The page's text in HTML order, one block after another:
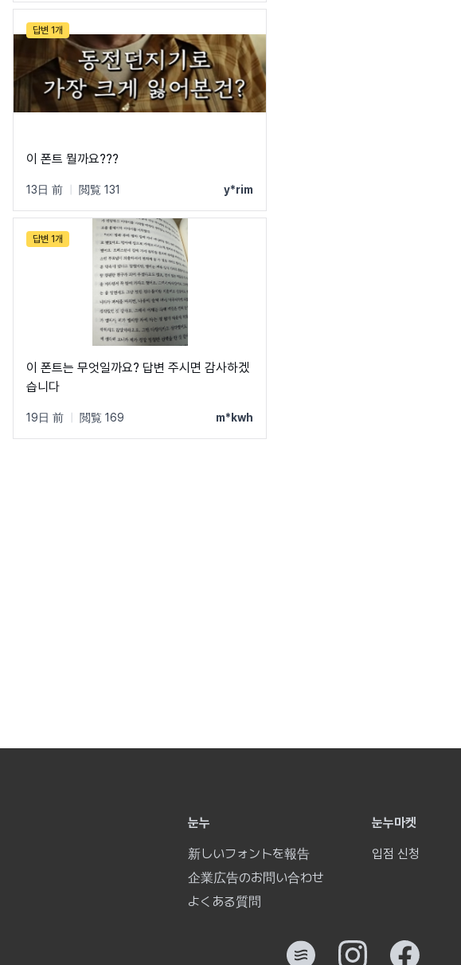
답변 1개
이 폰트 뭘까요???
13日 前 閲覧 131 y*rim
답변 1개
이 폰트는 무엇일까요? 답변 주시면 감사하겠
습니다
19日 前 閲覧 169 m*kwh
눈누
新しいフォントを報告
企業広告のお問い合わせ
よくある質問
눈누마켓
입점 신청